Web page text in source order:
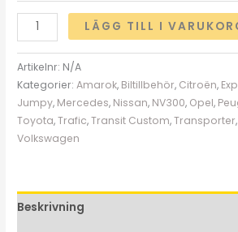
LÄGG TILL I
Artikelnr: N/A
Kategorier:Amarok, Biltillbehör, Citroën,
Jumpy, Mercedes, Nissan, NV300, Opel,
Toyota,Trafic,Transit Custom,Transporter
Volkswagen
Beskrivning